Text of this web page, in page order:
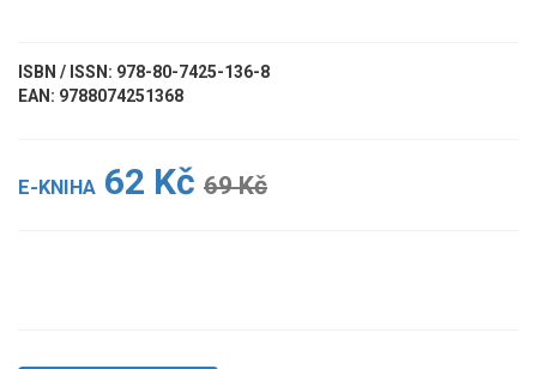
ISBN / ISSN: 978-80-7425-136-8
EAN: 9788074251368
E-KNIHA 62 Kč 69 Kč